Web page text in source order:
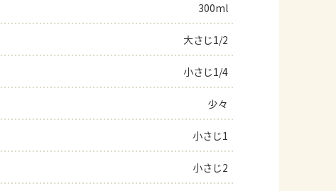
300ml
大さじ1/2
小さじ1/4
少々
小さじ1
小さじ2